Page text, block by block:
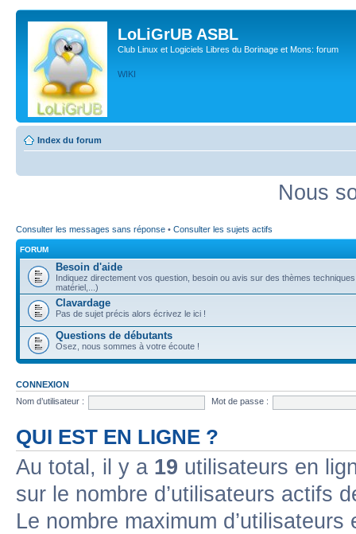
LoLiGrUB ASBL
Club Linux et Logiciels Libres du Borinage et Mons: forum
WIKI
Index du forum
Nous
Consulter les messages sans réponse • Consulter les sujets actifs
FORUM
Besoin d'aide
Indiquez directement vos question, besoin ou avis sur des thèmes
matériel,...)
Clavardage
Pas de sujet précis alors écrivez le ici !
Questions de débutants
Osez, nous sommes à votre écoute !
CONNEXION
Nom d’utilisateur :
Mot de passe :
QUI EST EN LIGNE ?
Au total, il y a 19 utilisateurs en
sur le nombre d’utilisateurs actifs
Le nombre maximum